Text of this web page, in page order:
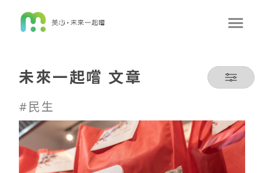
未來一起嚐 文章
#民生